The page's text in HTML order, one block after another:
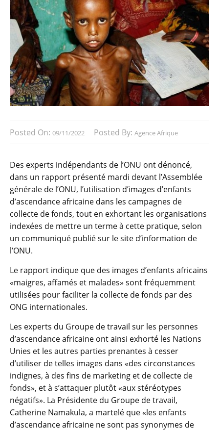
Posted On: 09/11/2022 Posted By: Agence Afrique
Des experts indépendants de l’ONU ont dénoncé,
dans un rapport présenté mardi devant l’Assemblée
générale de l’ONU, l’utilisation d’images d’enfants
d’ascendance africaine dans les campagnes de
collecte de fonds, tout en exhortant les organisations
indexées de mettre un terme à cette pratique, selon
un communiqué publié sur le site d’information de
l’ONU.
Le rapport indique que des images d’enfants africains
«maigres, affamés et malades» sont fréquemment
utilisées pour faciliter la collecte de fonds par des
ONG internationales.
Les experts du Groupe de travail sur les personnes
d’ascendance africaine ont ainsi exhorté les Nations
Unies et les autres parties prenantes à cesser
d’utiliser de telles images dans «des circonstances
indignes, à des fins de marketing et de collecte de
fonds», et à s’attaquer plutôt «aux stéréotypes
négatifs». La Présidente du Groupe de travail,
Catherine Namakula, a martelé que «les enfants
d’ascendance africaine ne sont pas synonymes de